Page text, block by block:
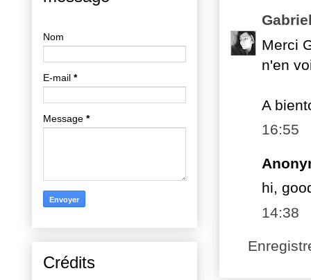
Merci
n'en
A
16:55
hi,
14:38
Nom
E-mail *
Message *
Crédits